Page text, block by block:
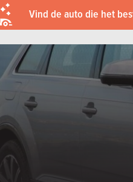
Vind de auto die het